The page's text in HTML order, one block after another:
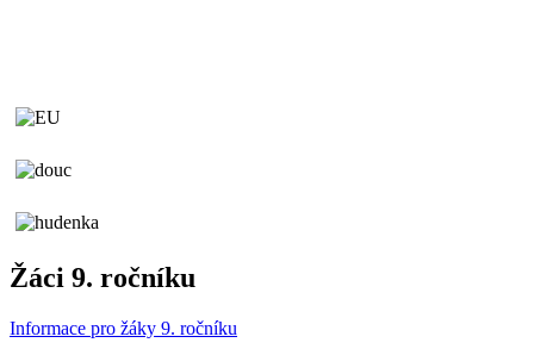
Žáci 9. ročníku
Informace pro žáky 9. ročníku